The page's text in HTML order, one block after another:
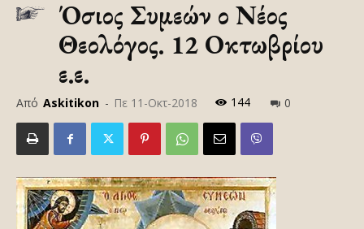
Όσιος Συμεών ο Νέος
Θεολόγος. 12 Οκτωβρίου
ε.ε.
Από Askitikon - Πε 11-Οκτ-2018 144 0